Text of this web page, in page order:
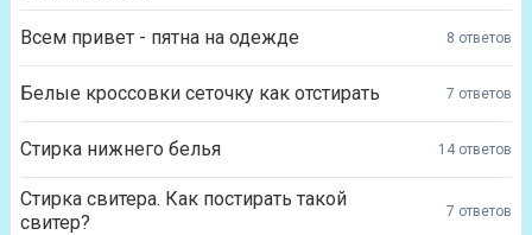
Всем привет - пятна на одежде 8 ответов
Белые кроссовки сеточку как отстирать 7 ответов
Стирка нижнего белья 14 ответов
Стирка свитера. Как постирать такой
свитер?
7 ответов